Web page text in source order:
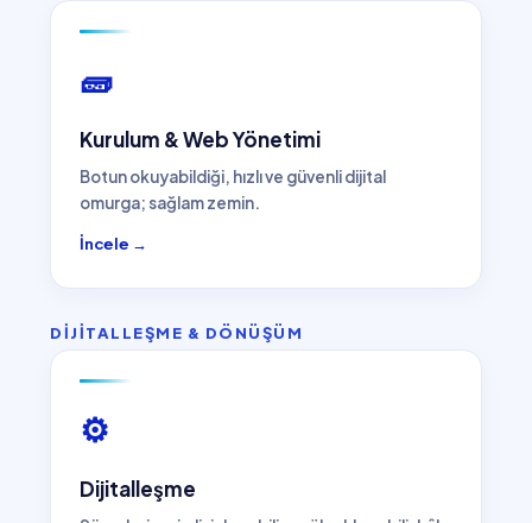
🧱
Kurulum & Web Yönetimi
Botun okuyabildiği, hızlı ve güvenli dijital
omurga; sağlam zemin.
İncele →
DİJİTALLEŞME & DÖNÜŞÜM
⚙️
Dijitalleşme